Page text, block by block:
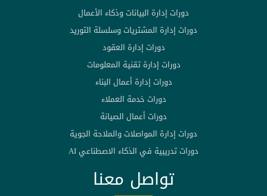
دورات إدارة البيانات وذكاء الأعمال
دورات إدارة المشتريات وسلسلة التوريد
دورات إدارة العقود
دورات إدارة تقنية المعلومات
دورات إدارة أعمال البناء
دورات خدمة العملاء
دورات أعمال الصيانة
دورات إدارة المواصلات والملاحة الجوية
دورات تدريبية في الذكاء الاصطناعي AI
تواصل معنا